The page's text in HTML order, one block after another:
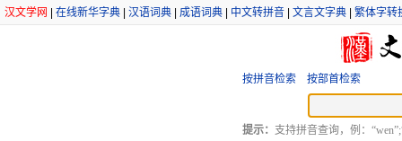
汉文学网 在线新华字典 汉语词典 成语词典 中文转拼音 文言文字典 繁体字转
按拼音检索 按部首检索
提示： 支持拼音查询，例：